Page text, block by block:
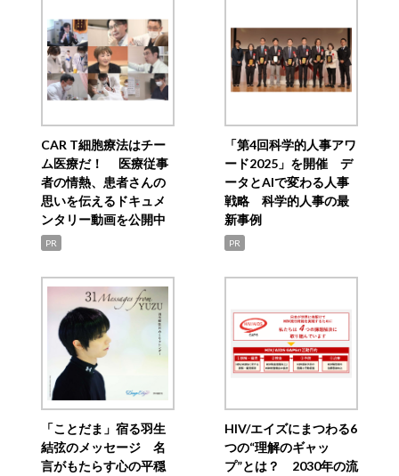
CAR T細胞療法はチー
ム医療だ！ 医療従事
者の情熱、患者さんの
思いを伝えるドキュメ
ンタリー動画を公開中
PR
「第4回科学的人事アワ
ード2025」を開催 デ
ータとAIで変わる人事
戦略 科学的人事の最
新事例
PR
「ことだま」宿る羽生
結弦のメッセージ 名
言がもたらす心の平穏
HIV/エイズにまつわる6
つの“理解のギャッ
プ”とは？ 2030年の流